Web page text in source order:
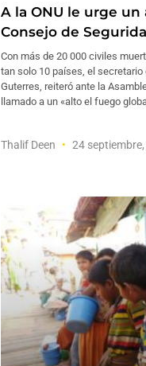
A la ONU le urge
Consejo de
Con más de 20 000 civiles
tan solo 10 países, el
Guterres, reiteró ante la
llamado a un «alto el fuego
Thalif Deen 24